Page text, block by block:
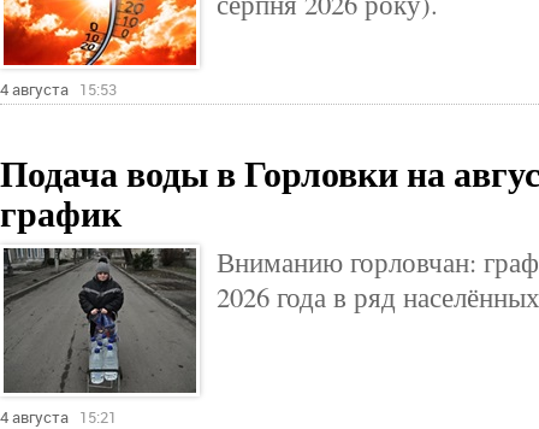
4 августа 15:53
Подача воды в Горловки на
график
Вниманию горловчан:
2026 года в ряд
4 августа 15:21